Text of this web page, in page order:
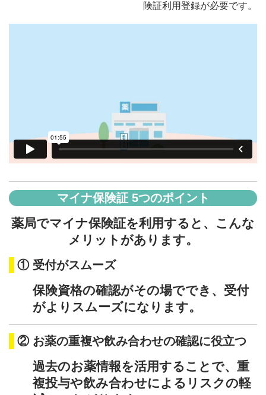
険証利用登録が必要です。
マイナ保険証 5つのポイント
薬局でマイナ保険証を利用すると、こんな
メリットがあります。
① 受付がスムーズ
保険資格の確認がその場ででき、受付
がよりスムーズになります。
② お薬の重複や飲み合わせの確認に役立つ
過去のお薬情報を活用することで、重
複投与や飲み合わせによるリスクの軽